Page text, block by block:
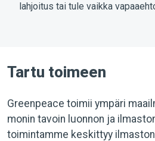
lahjoitus tai tule vaikka
Tartu toimeen
Greenpeace toimii ympäri
monin tavoin luonnon ja
toimintamme keskittyy